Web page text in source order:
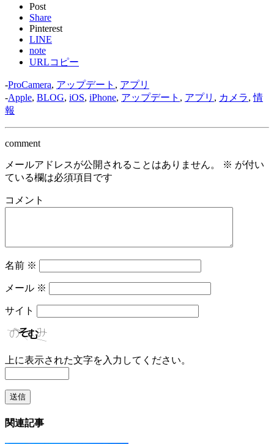
Post
Share
Pinterest
LINE
note
URLコピー
-ProCamera, アップデート , アプリ
-Apple, BLOG, iOS, iPhone, アップデート , アプリ , カメラ,情
報
comment
メールアドレスが公開されることはありません。 ※ が付い
ている欄は必須項目です
コメント
名前 ※
メール ※
サイト
上に表示された文字を入力してください。
関連記事